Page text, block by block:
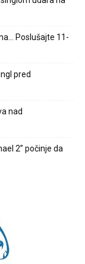
Poslušajte 11-
pred
nad
2” počinje da